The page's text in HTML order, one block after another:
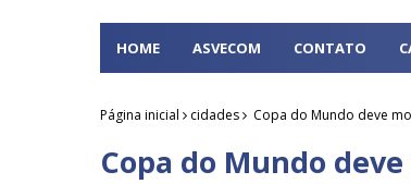
HOME ASVECOM CONTATO
Página inicial cidades Copa do Mundo deve
Copa do Mundo